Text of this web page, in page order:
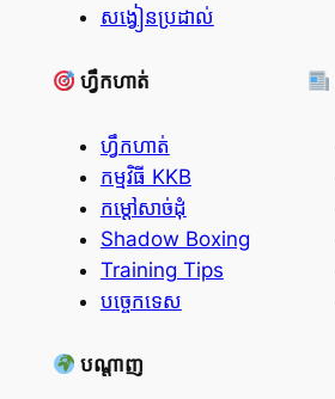
សង្វៀនប្រដាល់
ហ្វឹកហាត់
ហ្វឹកហាត់
កម្មវិធី KKB
កម្ដៅសាច់ដុំ
Shadow Boxing
Training Tips
បច្ចេកទេស
បណ្តាញ